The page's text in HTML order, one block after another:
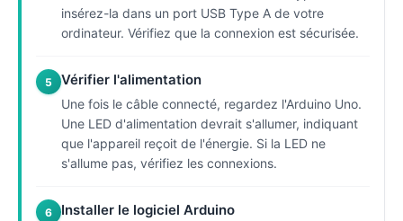
insérez-la dans un port USB Type A de votre
ordinateur. Vérifiez que la connexion est sécurisée.
5 Vérifier l'alimentation
Une fois le câble connecté, regardez l'Arduino Uno.
Une LED d'alimentation devrait s'allumer, indiquant
que l'appareil reçoit de l'énergie. Si la LED ne
s'allume pas, vérifiez les connexions.
6 Installer le logiciel Arduino